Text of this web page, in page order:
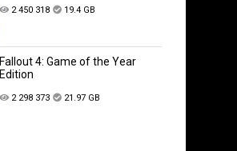
2 450 318 19.4 GB
Fallout 4: Game of the Year
Edition
2 298 373 21.97 GB